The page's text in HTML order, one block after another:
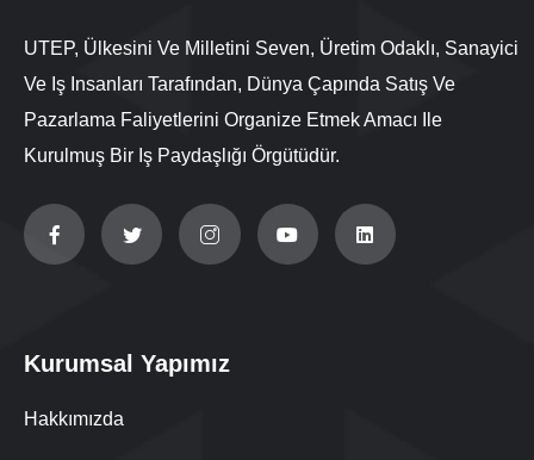
UTEP, Ülkesini Ve Milletini Seven, Üretim Odaklı, Sanayici
Ve Iş Insanları Tarafından, Dünya Çapında Satış Ve
Pazarlama Faliyetlerini Organize Etmek Amacı Ile
Kurulmuş Bir Iş Paydaşlığı Örgütüdür.
Kurumsal Yapımız
Hakkımızda